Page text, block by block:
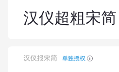
汉仪超粗宋简
汉仪报宋简 单独授权